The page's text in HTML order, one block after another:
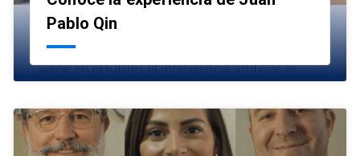
Pablo Qin